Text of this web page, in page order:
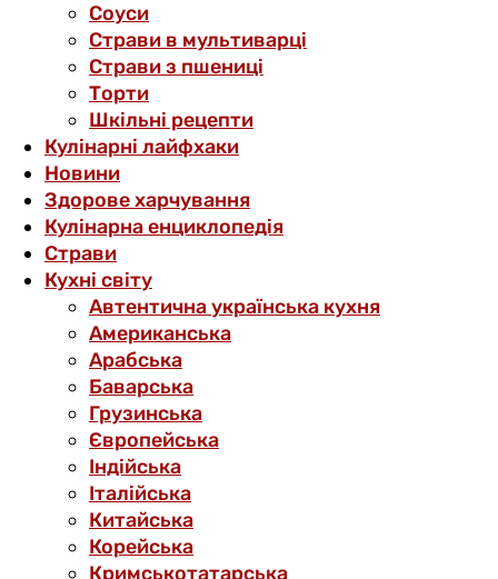
Соуси
Страви в мультиварці
Страви з пшениці
Торти
Шкільні рецепти
Кулінарні лайфхаки
Новини
Здорове харчування
Кулінарна енциклопедія
Страви
Кухні світу
Автентична українська кухня
Американська
Арабська
Баварська
Грузинська
Європейська
Індійська
Італійська
Китайська
Корейська
Кримськотатарська